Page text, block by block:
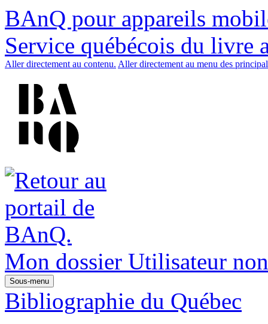
BAnQ pour appareils
Service québécois du livre
Aller directement au contenu. Aller directement au menu des
Mon dossier Utilisateur
Sous-menu
Bibliographie du Québec